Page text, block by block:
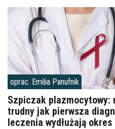
oprac. Emilia Panufnik
Szpiczak plazmocytowy:
trudny jak pierwsza
leczenia wydłużają